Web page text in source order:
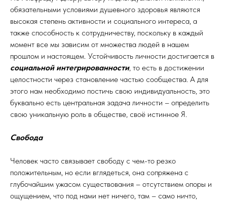
обязательными условиями душевного здоровья являются
высокая степень активности и социального интереса, а
также способность к сотрудничеству, поскольку в каждый
момент все мы зависим от множества людей в нашем
прошлом и настоящем. Устойчивость личности достигается в
социальной интегрированности, то есть в достижении
целостности через становление частью сообщества. А для
этого нам необходимо постичь свою индивидуальность, это
буквально есть центральная задача личности – определить
свою уникальную роль в обществе, своё истинное Я.
Свобода
Человек часто связывает свободу с чем-то резко
положительным, но если вглядеться, она сопряжена с
глубочайшим ужасом существования – отсутствием опоры и
ощущением, что под нами нет ничего, там – само ничто,